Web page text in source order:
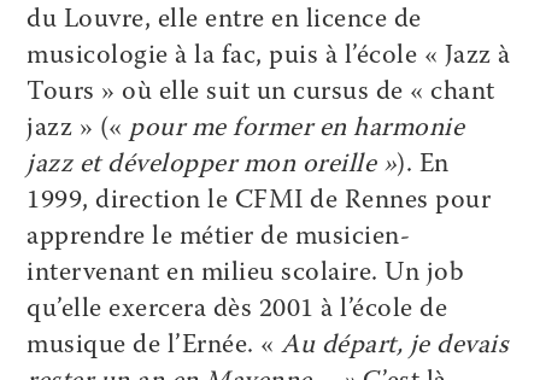
du Louvre, elle entre en licence de
musicologie à la fac, puis à l’école « Jazz à
Tours » où elle suit un cursus de « chant
jazz » (« pour me former en harmonie
jazz et développer mon oreille »). En
1999, direction le CFMI de Rennes pour
apprendre le métier de musicien-
intervenant en milieu scolaire. Un job
qu’elle exercera dès 2001 à l’école de
musique de l’Ernée. «Au départ, je devais